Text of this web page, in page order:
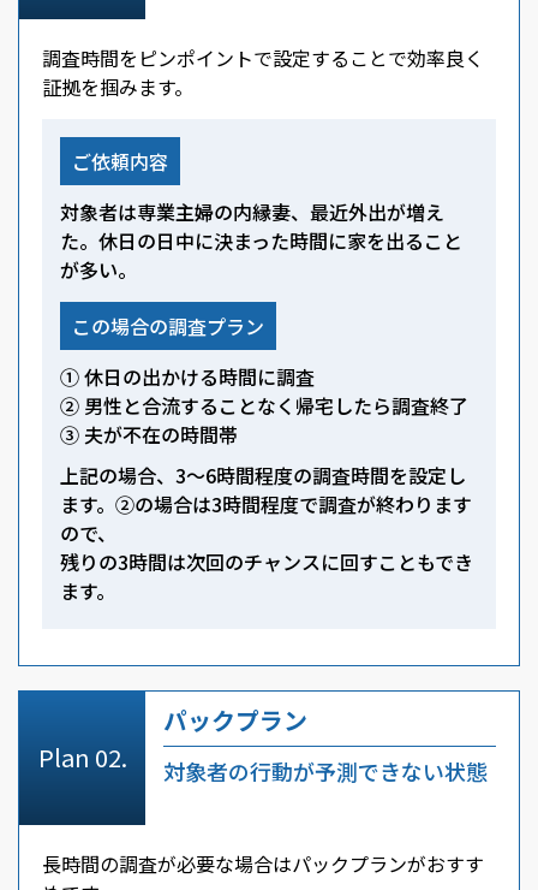
調査時間をピンポイントで設定することで効率良く
証拠を掴みます。
ご依頼内容
対象者は専業主婦の内縁妻、最近外出が増え
た。休日の日中に決まった時間に家を出ること
が多い。
この場合の調査プラン
① 休日の出かける時間に調査
② 男性と合流することなく帰宅したら調査終了
③ 夫が不在の時間帯
上記の場合、3～6時間程度の調査時間を設定し
ます。②の場合は3時間程度で調査が終わります
ので、
残りの3時間は次回のチャンスに回すこともでき
ます。
パックプラン
対象者の行動が予測できない状態
長時間の調査が必要な場合はパックプランがおすす